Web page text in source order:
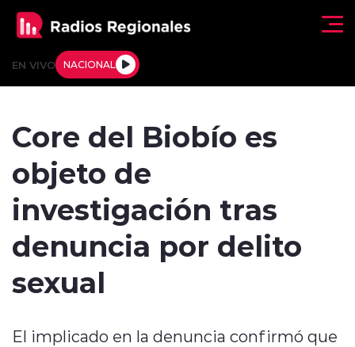
EN VIVO NACIONAL
Tendencias
Deportes
Internacional
Core del Biobío es
objeto de
investigación tras
denuncia por delito
sexual
El implicado en la denuncia confirmó que